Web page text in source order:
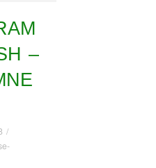
–
/